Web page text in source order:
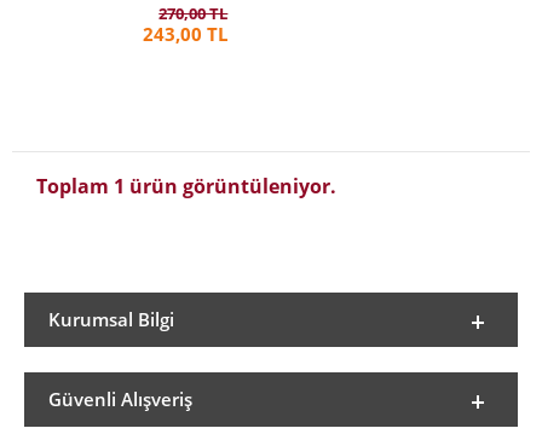
270,00 TL
243,00 TL
Toplam 1 ürün görüntüleniyor.
Kurumsal Bilgi
Güvenli Alışveriş